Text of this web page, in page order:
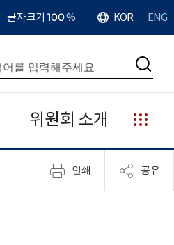
확
대
치
글자크기 100%
언
어
KOR ENG
검
위원회 소개
누
리
집
안
인쇄 공유